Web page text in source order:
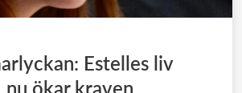
Estelles liv
ökar kraven